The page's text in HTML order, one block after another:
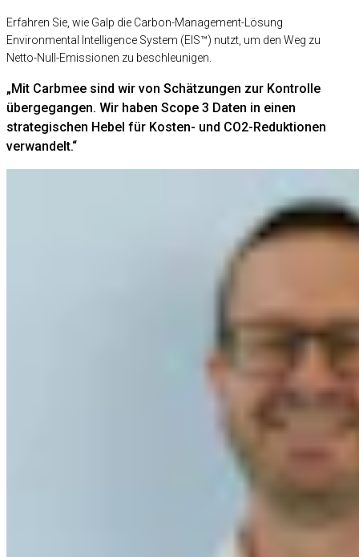
Erfahren Sie, wie Galp die Carbon-Management-Lösung
Environmental Intelligence System (EIS™) nutzt, um den Weg zu
Netto-Null-Emissionen zu beschleunigen.
„Mit Carbmee sind wir von Schätzungen zur Kontrolle
übergegangen. Wir haben Scope 3 Daten in einen
strategischen Hebel für Kosten- und CO2-Reduktionen
verwandelt.“